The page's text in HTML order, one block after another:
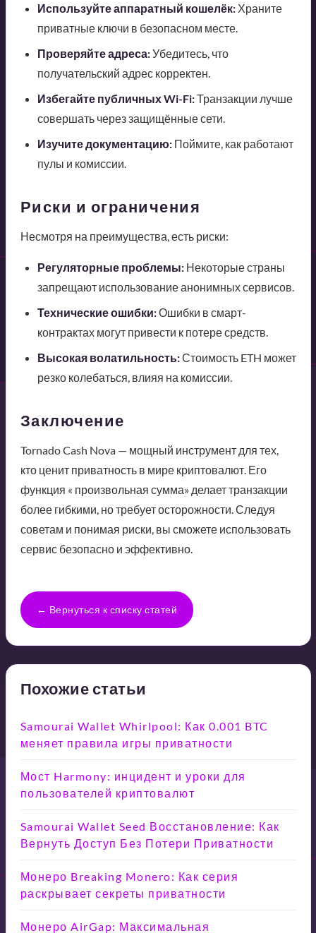
Используйте аппаратный кошелёк:Храните
приватные ключи в безопасном месте.
Проверяйте адреса:Убедитесь, что
получательский адрес корректен.
Избегайте публичных Wi-Fi:Транзакции лучше
совершать через защищённые сети.
Изучите документацию:Поймите, как работают
пулы и комиссии.
Риски и ограничения
Несмотря на преимущества, есть риски:
Регуляторные проблемы:Некоторые страны
запрещают использование анонимных сервисов.
Технические ошибки:Ошибки в смарт-
контрактах могут привести к потере средств.
Высокая волатильность:Стоимость ETH может
резко колебаться, влияя на комиссии.
Заключение
Tornado Cash Nova — мощный инструмент для тех,
кто ценит приватность в мире криптовалют. Его
функция « произвольная сумма» делает транзакции
более гибкими, но требует осторожности. Следуя
советам и понимая риски, вы сможете использовать
сервис безопасно и эффективно.
← Вернуться к списку статей
Похожие статьи
Samourai Wallet Whirlpool: Как 0.001 BTC
меняет правила игры приватности
Мост Harmony: инцидент и уроки для
пользователей криптовалют
Samourai Wallet Seed Восстановление: Как
Вернуть Доступ Без Потери Приватности
Монеро Breaking Monero: Как серия
раскрывает секреты приватности
Монеро AirGap: Максимальная